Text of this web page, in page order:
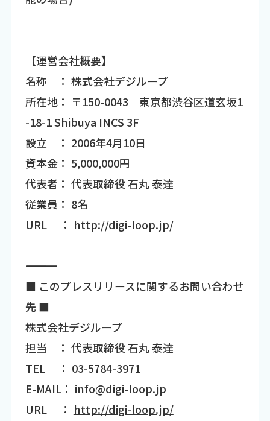
【運営会社概要】
名称 ： 株式会社デジループ
所在地： 〒150-0043 東京都渋谷区道玄坂1
-18-1 Shibuya INCS 3F
設立 ： 2006年4月10日
資本金： 5,000,000円
代表者： 代表取締役 石丸 泰達
従業員： 8名
URL ： http://digi-loop.jp/
―――――――――――――――――――――――
■ このプレスリリースに関するお問い合わせ
先 ■
株式会社デジループ
担当 ： 代表取締役 石丸 泰達
TEL ： 03-5784-3971
E-MAIL： info@digi-loop.jp
URL ： http://digi-loop.jp/